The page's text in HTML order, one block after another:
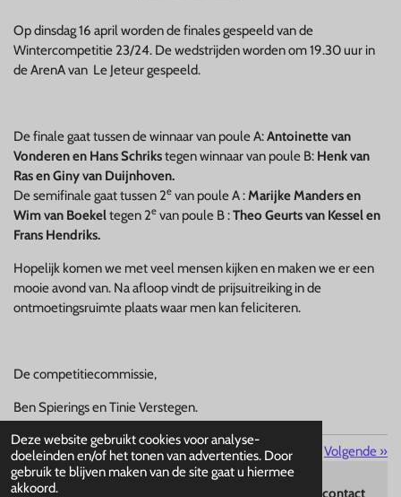
Deze website gebruikt cookies voor analyse-
doeleinden en/of het tonen van advertenties. Door
gebruik te blijven maken van de site gaat u hiermee
akkoord.
Op dinsdag 16 april worden de finales gespeeld van de
Wintercompetitie 23/24. De wedstrijden worden om 19.30 uur in
de ArenA van Le Jeteur gespeeld.
De finale gaat tussen de winnaar van poule A:Antoinette van
Vonderen en Hans Schrikstegen winnaar van poule B: Henk van
Ras en Giny van Duijnhoven.
De semifinale gaat tussen 2e van poule A :Marijke Manders en
Wim van Boekeltegen 2e van poule B :Theo Geurts van Kessel en
Frans Hendriks.
Hopelijk komen we met veel mensen kijken en maken we er een
mooie avond van. Na afloop vindt de prijsuitreiking in de
ontmoetingsruimte plaats waar men kan feliciteren.
De competitiecommissie,
Ben Spierings en Tinie Verstegen.
«Vorige Volgende »
© 2026 Le Jeteur Schaijk contact